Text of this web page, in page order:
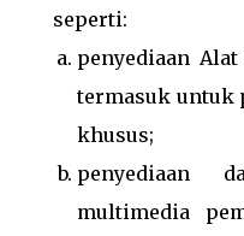
seperti:
penyediaan
termasuk untuk
khusus;
penyediaan
multimedia